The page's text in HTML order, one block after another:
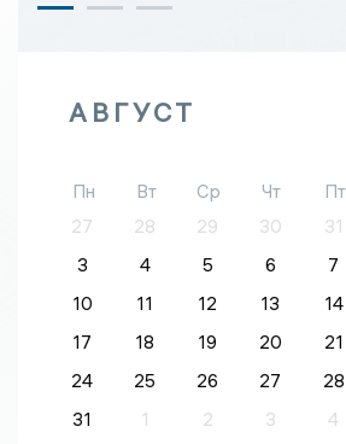
АВГУСТ
Пн Вт Ср Чт Пт
27
28 29 30 31
3
4 5 6 7
10
11 12 13 14
17
18 19 20 21
24
25 26 27 28
31
1 2 3 4